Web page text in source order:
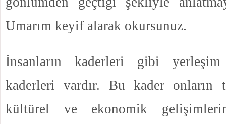
Umarım keyif alarak okursunuz.
İnsanların kaderleri gibi
kaderleri vardır. Bu kader onların
kültürel ve ekonomik